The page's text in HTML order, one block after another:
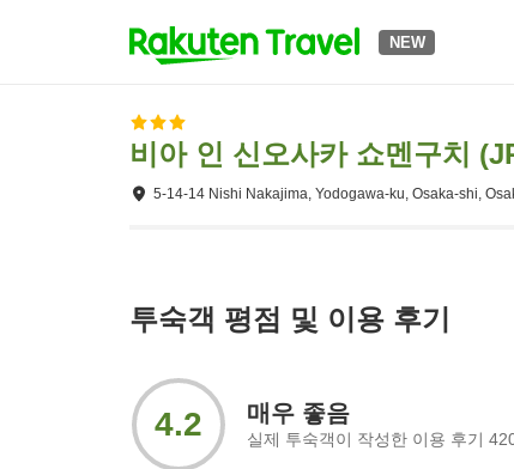
NEW
비아 인 신오사카 쇼멘구치
5-14-14 Nishi Nakajima, Yodogawa-ku, Osaka-shi,
투숙객 평점 및 이용 후기
4.2 매우 좋음
실제 투숙객이 작성한 이용 후기